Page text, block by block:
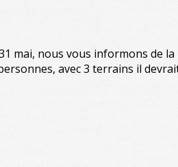
mai, nous vous informons de
avec 3 terrains il